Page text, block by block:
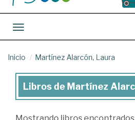
Toggle navigation
Inicio Martínez Alarcón, Laura
Libros
Libros de Martínez